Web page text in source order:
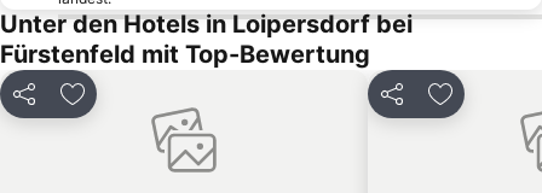
Unter den Hotels in Loipersdorf bei
Fürstenfeld mit Top-Bewertung
Teilen Zu Favoriten hinzufügen Teilen Zu